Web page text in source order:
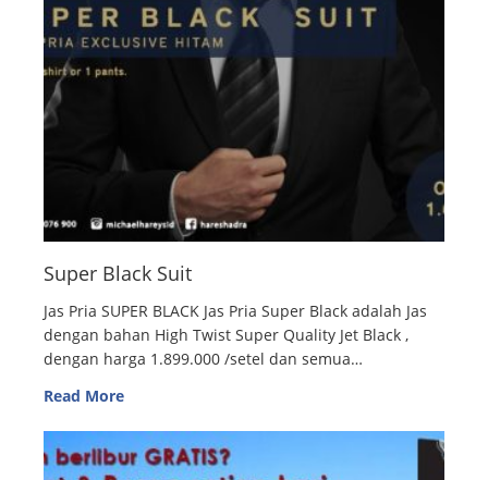
Super Black Suit
Jas Pria SUPER BLACK Jas Pria Super Black adalah Jas
dengan bahan High Twist Super Quality Jet Black ,
dengan harga 1.899.000 /setel dan semua…
Read More